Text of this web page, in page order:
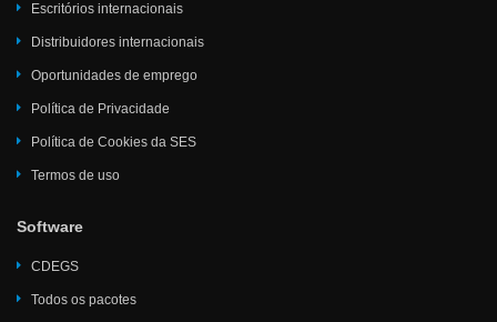
Escritórios internacionais
Distribuidores internacionais
Oportunidades de emprego
Política de Privacidade
Política de Cookies da SES
Termos de uso
Software
CDEGS
Todos os pacotes